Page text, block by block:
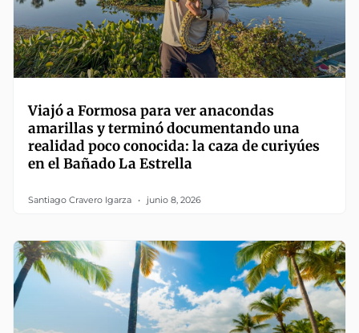
Viajó a Formosa para ver anacondas
amarillas y terminó documentando una
realidad poco conocida: la caza de curiyúes
en el Bañado La Estrella
Santiago Cravero Igarza junio 8, 2026